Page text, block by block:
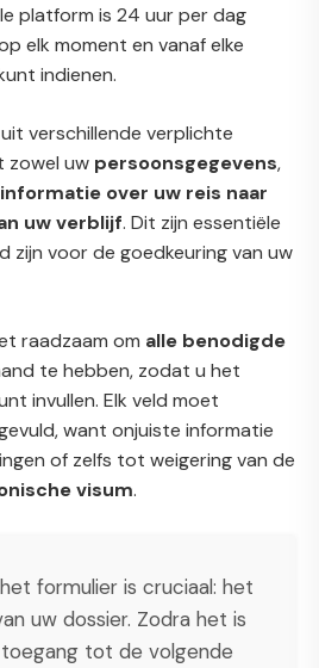
platform is 24 uur per dag
elk moment en vanaf elke
indienen.
verschillende verplichte
zowel uw persoonsgegevens,
informatie over uw reis naar
uw verblijf. Dit zijn essentiële
zijn voor de goedkeuring van uw
raadzaam om alle benodigde
te hebben, zodat u het
invullen. Elk veld moet
want onjuiste informatie
of zelfs tot weigering van de
visum.
formulier is cruciaal: het
uw dossier. Zodra het is
tot de volgende